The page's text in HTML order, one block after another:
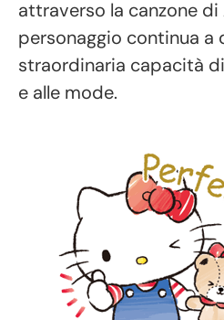
attraverso la canzone di
personaggio continua a
straordinaria capacità
e alle mode.